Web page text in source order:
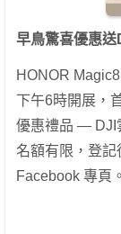
早鳥驚喜優惠
HONOR
下午6時開展，
優惠禮品 — DJI
名額有限，登
Facebook 專頁。